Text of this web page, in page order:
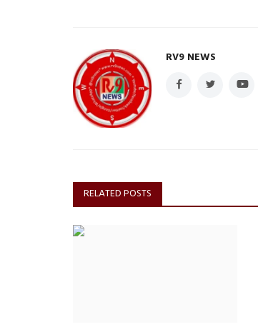
RV9 NEWS
RELATED POSTS
अमेठी